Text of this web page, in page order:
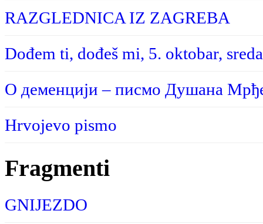
RAZGLEDNICA IZ ZAGREBA
Dođem ti, dođeš mi, 5. oktobar, sreda
О деменцији – писмо Душана
Hrvojevo pismo
Fragmenti
GNIJEZDO